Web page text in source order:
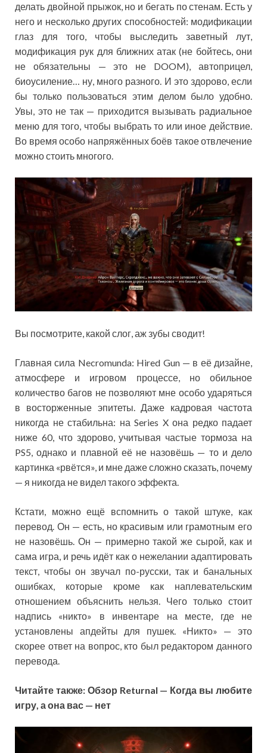
делать двойной прыжок, но и бегать по стенам. Есть у
него и несколько других способностей: модификации
глаз для того, чтобы выследить заветный лут,
модификация рук для ближних атак (не бойтесь, они
не обязательны — это не DOOM), автоприцел,
биоусиление… ну, много разного. И это здорово, если
бы только пользоваться этим делом было удобно.
Увы, это не так — приходится вызывать радиальное
меню для того, чтобы выбрать то или иное действие.
Во время особо напряжённых боёв такое отвлечение
можно стоить многого.
Вы посмотрите, какой слог, аж зубы сводит!
Главная сила Necromunda: Hired Gun — в её дизайне,
атмосфере и игровом процессе, но обильное
количество багов не позволяют мне особо ударяться
в восторженные эпитеты. Даже кадровая частота
никогда не стабильна: на Series X она редко падает
ниже 60, что здорово, учитывая частые тормоза на
PS5, однако и плавной её не назовёшь — то и дело
картинка «рвётся», и мне даже сложно сказать, почему
— я никогда не видел такого эффекта.
Кстати, можно ещё вспомнить о такой штуке, как
перевод. Он — есть, но красивым или грамотным его
не назовёшь. Он — примерно такой же сырой, как и
сама игра, и речь идёт как о нежелании адаптировать
текст, чтобы он звучал по-русски, так и банальных
ошибках, которые кроме как наплевательским
отношением объяснить нельзя. Чего только стоит
надпись «никто» в инвентаре на месте, где не
установлены апдейты для пушек. «Никто» — это
скорее ответ на вопрос, кто был редактором данного
перевода.
Читайте также: Обзор Returnal — Когда вы любите
игру, а она вас — нет